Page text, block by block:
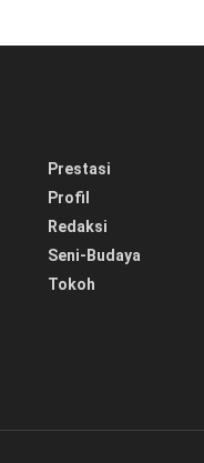
Prestasi
Profil
Redaksi
Seni-Budaya
Tokoh